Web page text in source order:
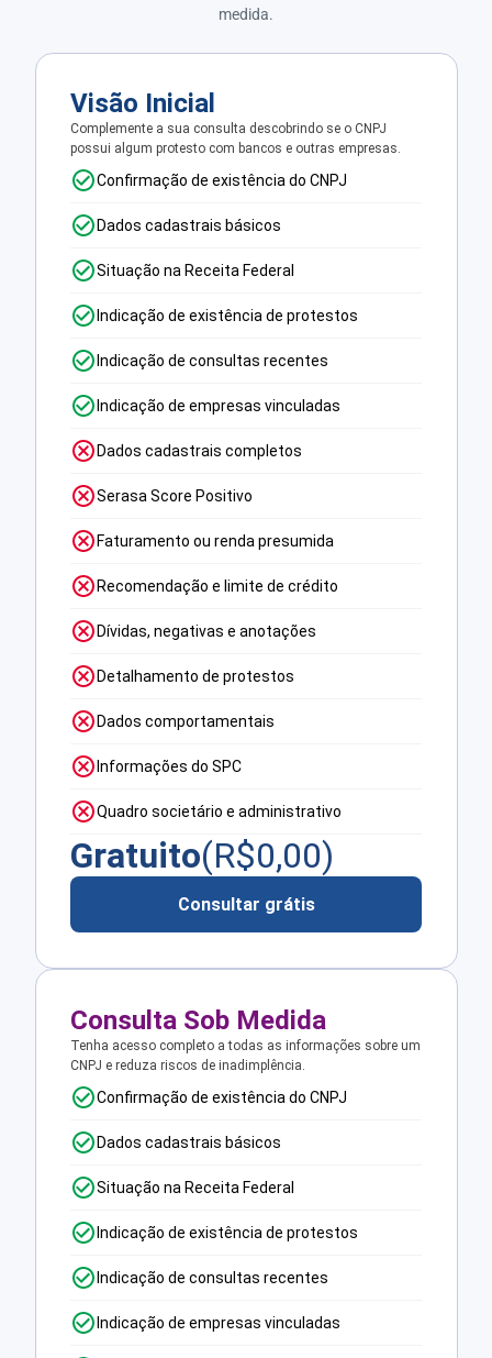
medida.
Visão Inicial
Complemente a sua consulta descobrindo se o CNPJ
possui algum protesto com bancos e outras empresas.
Confirmação de existência do CNPJ
Dados cadastrais básicos
Situação na Receita Federal
Indicação de existência de protestos
Indicação de consultas recentes
Indicação de empresas vinculadas
Dados cadastrais completos
Serasa Score Positivo
Faturamento ou renda presumida
Recomendação e limite de crédito
Dívidas, negativas e anotações
Detalhamento de protestos
Dados comportamentais
Informações do SPC
Quadro societário e administrativo
Gratuito(R$0,00)
Consultar grátis
Consulta Sob Medida
Tenha acesso completo a todas as informações sobre um
CNPJ e reduza riscos de inadimplência.
Confirmação de existência do CNPJ
Dados cadastrais básicos
Situação na Receita Federal
Indicação de existência de protestos
Indicação de consultas recentes
Indicação de empresas vinculadas